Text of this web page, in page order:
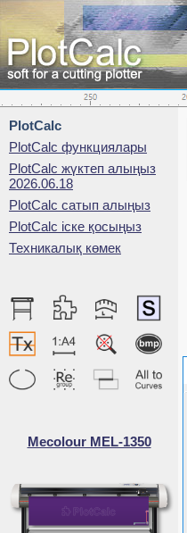
PlotCalc
PlotCalc функциялары
PlotCalc жүктеп алыңыз
2026.06.18
PlotCalc сатып алыңыз
PlotCalc іске қосыңыз
Техникалық көмек
Mecolour MEL-1350